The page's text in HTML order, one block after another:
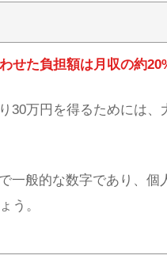
せた負担額は月収の約
30万円を得るためには、
一般的な数字であり、個
う。